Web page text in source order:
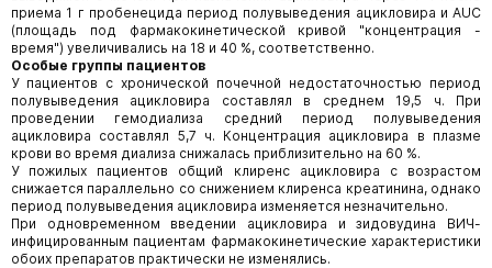
приема 1 г пробенецида период полувыведения ацикловира и AUC
(площадь под фармакокинетической кривой "концентрация -
время") увеличивались на 18 и 40 %, соответственно.
Особые группы пациентов
У пациентов с хронической почечной недостаточностью период
полувыведения ацикловира составлял в среднем 19,5 ч. При
проведении гемодиализа средний период полувыведения
ацикловира составлял 5,7 ч. Концентрация ацикловира в плазме
крови во время диализа снижалась приблизительно на 60 %.
У пожилых пациентов общий клиренс ацикловира с возрастом
снижается параллельно со снижением клиренса креатинина, однако
период полувыведения ацикловира изменяется незначительно.
При одновременном введении ацикловира и зидовудина ВИЧ-
инфицированным пациентам фармакокинетические характеристики
обоих препаратов практически не изменялись.